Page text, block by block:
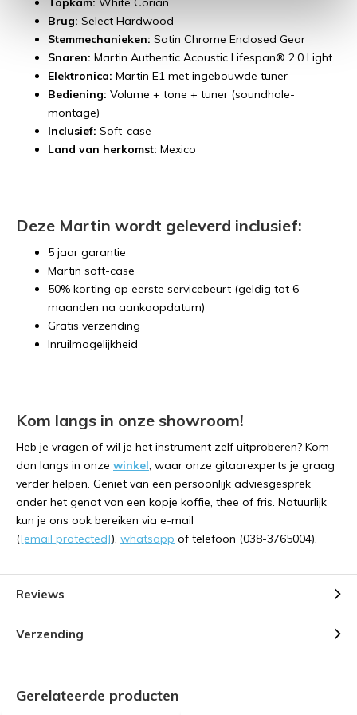
Brug: Select Hardwood
Stemmechanieken: Satin Chrome Enclosed Gear
Snaren: Martin Authentic Acoustic Lifespan® 2.0 Light
Elektronica: Martin E1 met ingebouwde tuner
Bediening: Volume + tone + tuner (soundhole-
montage)
Inclusief: Soft-case
Land van herkomst: Mexico
Deze Martin wordt geleverd inclusief:
5 jaar garantie
Martin soft-case
50% korting op eerste servicebeurt (geldig tot 6
maanden na aankoopdatum)
Gratis verzending
Inruilmogelijkheid
Kom langs in onze showroom!
Heb je vragen of wil je het instrument zelf uitproberen? Kom
dan langs in onze winkel, waar onze gitaarexperts je graag
verder helpen. Geniet van een persoonlijk adviesgesprek
onder het genot van een kopje koffie, thee of fris. Natuurlijk
kun je ons ook bereiken via e-mail
([email protected]), whatsapp of telefoon (038-3765004).
Reviews
Verzending
Gerelateerde producten